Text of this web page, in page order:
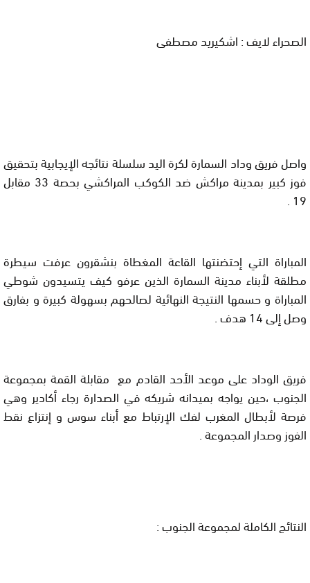
الصحراء لايف : اشكيريد مصطفى
واصل فريق وداد السمارة لكرة اليد سلسلة نتائجه الإيجابية بتحقيق
فوز كبير بمدينة مراكش ضد الكوكب المراكشي بحصة 33 مقابل
19 .
المباراة التي إحتضنتها القاعة المغطاة بنشقرون عرفت سيطرة
مطلقة لأبناء مدينة السمارة الذين عرفو كيف يتسيدون شوطي
المباراة و حسمها النتيجة النهائية لصالحهم بسهولة كبيرة و بفارق
وصل إلى 14 هدف .
فريق الوداد على موعد الأحد القادم مع مقابلة القمة بمجموعة
الجنوب ،حين يواجه بميدانه شريكه في الصدارة رجاء أكادير وهي
فرصة لأبطال المغرب لفك الإرتباط مع أبناء سوس و إنتزاع نقط
الفوز وصدار المجموعة .
النتائج الكاملة لمجموعة الجنوب :